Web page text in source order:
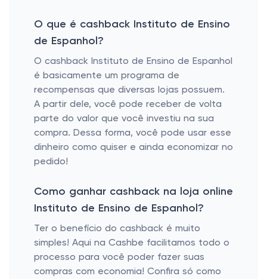
O que é cashback Instituto de Ensino
de Espanhol?
O cashback Instituto de Ensino de Espanhol
é basicamente um programa de
recompensas que diversas lojas possuem.
A partir dele, você pode receber de volta
parte do valor que você investiu na sua
compra. Dessa forma, você pode usar esse
dinheiro como quiser e ainda economizar no
pedido!
Como ganhar cashback na loja online
Instituto de Ensino de Espanhol?
Ter o benefício do cashback é muito
simples! Aqui na Cashbe facilitamos todo o
processo para você poder fazer suas
compras com economia! Confira só como